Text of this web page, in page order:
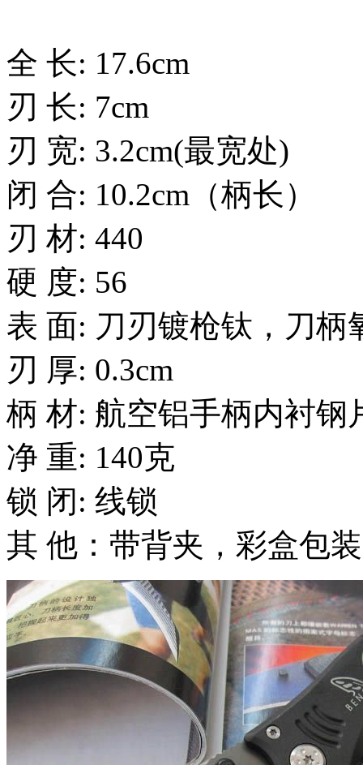
全 长: 17.6cm
刃 长: 7cm
刃 宽: 3.2cm(最宽处)
闭 合: 10.2cm（柄长）
刃 材: 440
硬 度: 56
表 面: 刀刃镀枪钛，刀柄
刃 厚: 0.3cm
柄 材: 航空铝手柄内衬钢
净 重: 140克
锁 闭: 线锁
其 他：带背夹，彩盒包装